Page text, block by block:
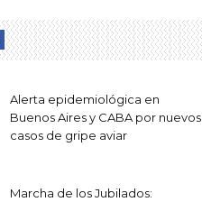
Alerta epidemiológica en
Buenos Aires y CABA por nuevos
casos de gripe aviar
Marcha de los Jubilados: